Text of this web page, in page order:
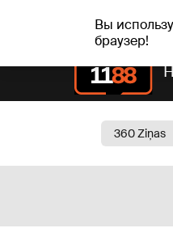
Вы
браузер!
пт, 07.08.2026.
360 Ziņas